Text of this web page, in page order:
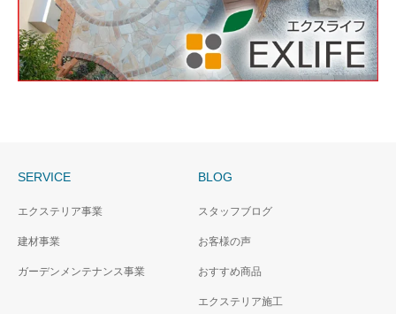
SERVICE
エクステリア事業
建材事業
ガーデンメンテナンス事業
BLOG
スタッフブログ
お客様の声
おすすめ商品
エクステリア施工